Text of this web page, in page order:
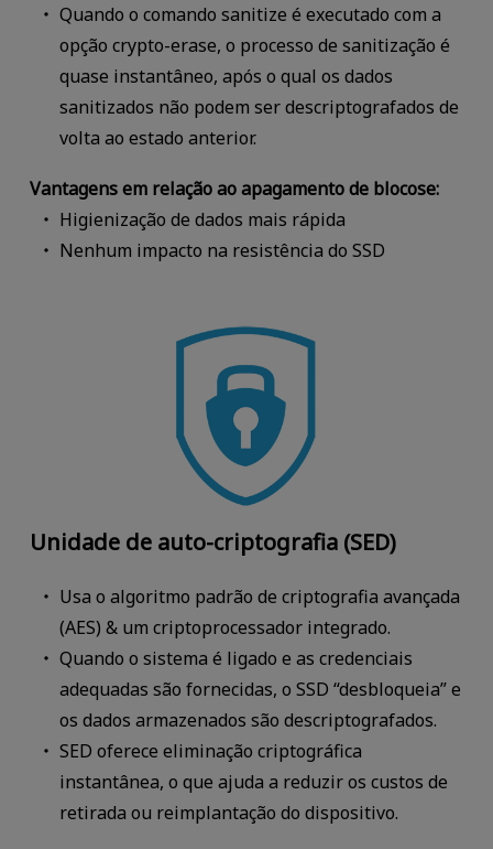
Quando o comando sanitize é executado com a
opção crypto-erase, o processo de sanitização é
quase instantâneo, após o qual os dados
sanitizados não podem ser descriptografados de
volta ao estado anterior.
Vantagens em relação ao apagamento de blocose:
Higienização de dados mais rápida
Nenhum impacto na resistência do SSD
Unidade de auto-criptografia (SED)
Usa o algoritmo padrão de criptografia avançada
(AES) & um criptoprocessador integrado.
Quando o sistema é ligado e as credenciais
adequadas são fornecidas, o SSD “desbloqueia” e
os dados armazenados são descriptografados.
SED oferece eliminação criptográfica
instantânea, o que ajuda a reduzir os custos de
retirada ou reimplantação do dispositivo.